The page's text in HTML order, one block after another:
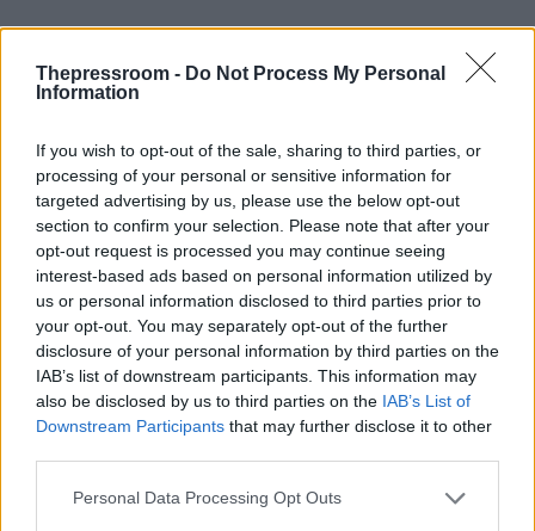
Thepressroom - Do Not Process My Personal
Information
If you wish to opt-out of the sale, sharing to third parties, or
processing of your personal or sensitive information for
targeted advertising by us, please use the below opt-out
section to confirm your selection. Please note that after your
opt-out request is processed you may continue seeing
interest-based ads based on personal information utilized by
us or personal information disclosed to third parties prior to
your opt-out. You may separately opt-out of the further
disclosure of your personal information by third parties on the
IAB’s list of downstream participants. This information may
also be disclosed by us to third parties on the IAB’s List of
Downstream Participants that may further disclose it to other
Please note that this website/app uses one or more Google
Personal Data Processing Opt Outs